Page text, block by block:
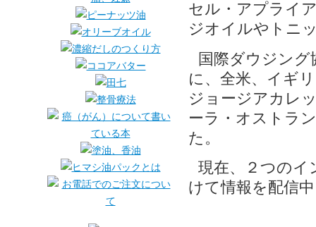
セル・アプライ
ジオイルやトニ
国際ダウジン
に、全米、イギ
ジョージアカレ
ーラ・オストラ
た。
現在、２つのイ
けて情報を配信